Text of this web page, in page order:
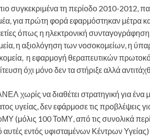
συγκεκριμένα τη περίοδο 2010-2012,
για πρώτη φορά εφαρμόστηκαν μέτρα
όπως η ηλεκτρονική
η αξιολόγηση των νοσοκομείων, η
η εφαρμογή θεραπευτικών
όχι μόνο δεν τα στήριξε αλλά
χωρίς να διαθέτει στρατηγική για ένα
υγείας, δεν εφάρμοσε τις προβλέψεις
(μόλις 100 ΤοΜΥ, από τις συνολικά
αυτές εντός υφισταμένων Κέντρων